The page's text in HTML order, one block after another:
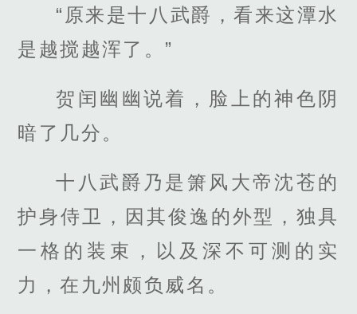
“原来是十八武爵，看来这潭水
是越搅越浑了。”
贺闰幽幽说着，脸上的神色阴
暗了几分。
十八武爵乃是箫风大帝沈苍的
护身侍卫，因其俊逸的外型，独具
一格的装束，以及深不可测的实
力，在九州颇负威名。